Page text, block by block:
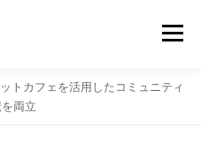
メニュ
トビール
トカフェを活用したコミュニティ
両立